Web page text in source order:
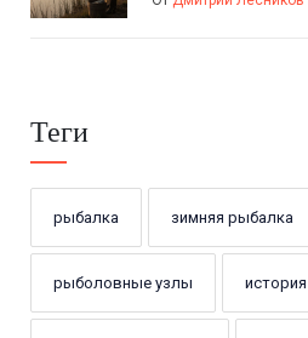
Теги
рыбалка зимняя рыбалка
рыболовные узлы